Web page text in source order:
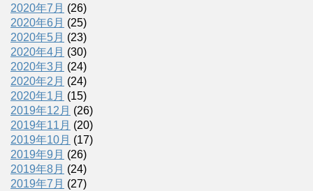
2020年7月 (26)
2020年6月 (25)
2020年5月 (23)
2020年4月 (30)
2020年3月 (24)
2020年2月 (24)
2020年1月 (15)
2019年12月 (26)
2019年11月 (20)
2019年10月 (17)
2019年9月 (26)
2019年8月 (24)
2019年7月 (27)